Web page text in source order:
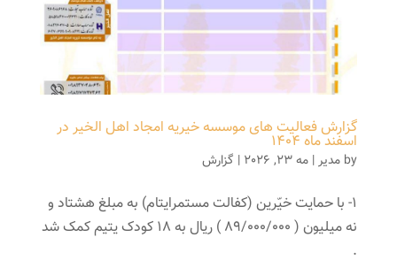
گزارش فعالیت های موسسه خیریه امجاد اهل الخیر در
اسفند ماه ۱۴۰۴
by مدیر| مه 23, 2026 | گزارش
1- با حمایت خیّرین (کفالت مستمرایتام) به مبلغ هشتاد و
نه میلیون ( 89/000/000 ) ریال به 18 کودک یتیم کمک شد
.